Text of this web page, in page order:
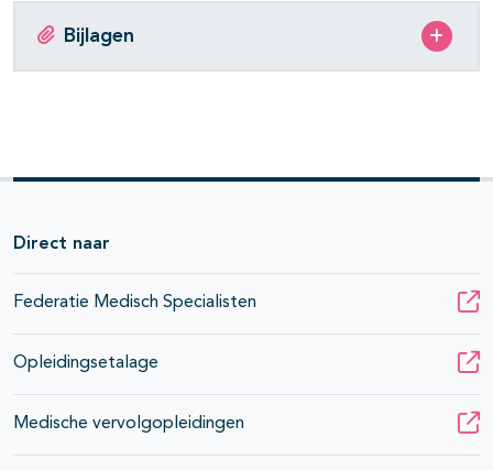
Bijlagen
Direct naar
Federatie Medisch Specialisten
Opleidingsetalage
Medische vervolgopleidingen